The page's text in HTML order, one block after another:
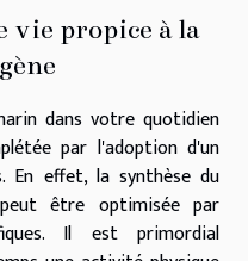
vie propice à la
dans votre quotidien
par l'adoption d'un
En effet, la synthèse du
être optimisée par
Il est primordial